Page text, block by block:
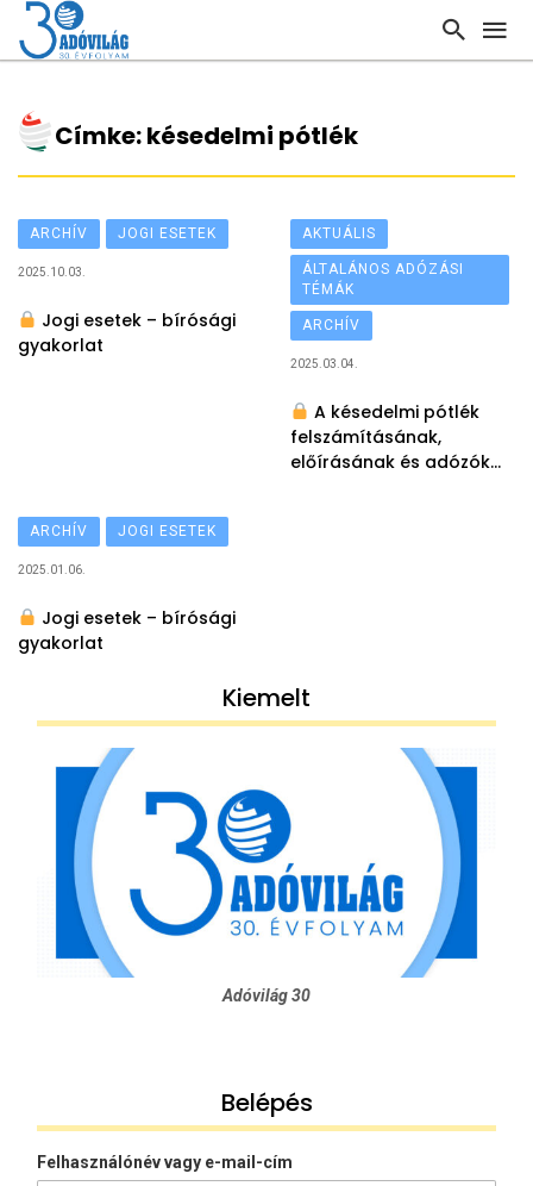
Címke: késedelmi pótlék
ARCHÍV JOGI ESETEK
2025.10.03.
Jogi esetek – bírósági
gyakorlat
AKTUÁLIS
ÁLTALÁNOS ADÓZÁSI
TÉMÁK
ARCHÍV
2025.03.04.
A késedelmi pótlék
felszámításának,
előírásának és adózók
ARCHÍV JOGI ESETEK
2025.01.06.
Jogi esetek – bírósági
gyakorlat
Kiemelt
Adóvilág 30
Belépés
Felhasználónév vagy e-mail-cím